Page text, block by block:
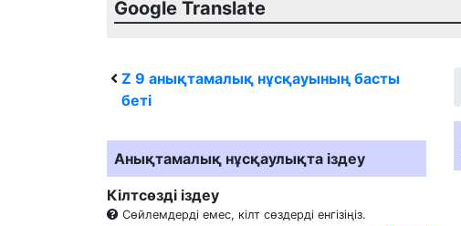
Google Translate
Z 9 анықтамалық нұсқауының басты
беті
Анықтамалық нұсқаулықта іздеу
Кілтсөзді іздеу
Сөйлемдерді емес, кілт сөздерді енгізіңіз.